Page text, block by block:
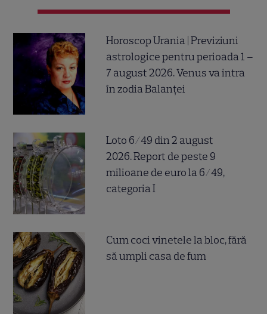
Horoscop Urania | Previziuni
astrologice pentru perioada 1 –
7 august 2026. Venus va intra
în zodia Balanței
Loto 6/49 din 2 august
2026. Report de peste 9
milioane de euro la 6/49,
categoria I
Cum coci vinetele la bloc, fără
să umpli casa de fum